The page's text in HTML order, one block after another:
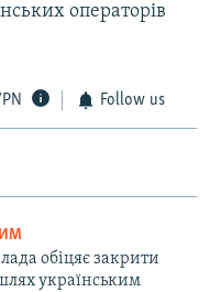
операторів
Follow us
обіцяє закрити
українським